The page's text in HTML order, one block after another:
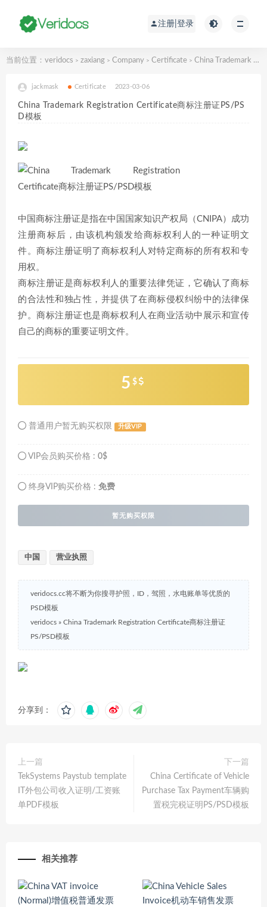
注册|登录
当前位置： veridocs > zaxiang > Company > Certificate > China Trademark Registration Certificate商标注册证PS/PSD模板
jackmask Certificate 2023-03-06
China Trademark Registration Certificate商标注册证PS/PS
D模板
中国商标注册证是指在中国国家知识产权局（CNIPA）成功
注册商标后，由该机构颁发给商标权利人的一种证明文
件。商标注册证明了商标权利人对特定商标的所有权和专
用权。
商标注册证是商标权利人的重要法律凭证，它确认了商标
的合法性和独占性，并提供了在商标侵权纠纷中的法律保
护。商标注册证也是商标权利人在商业活动中展示和宣传
自己的商标的重要证明文件。
5 $
普通用户暂无购买权限 升级VIP
VIP会员购买价格 : 0$
终身VIP购买价格 : 免费
暂无购买权限
中国 营业执照
veridocs.cc将不断为你搜寻护照，ID，驾照，水电账单等优质的
PSD模板
veridocs » China Trademark Registration Certificate商标注册证
PS/PSD模板
分享到：
上一篇
TekSystems Paystub template
IT外包公司收入证明/工资账
单PDF模板
下一篇
China Certificate of Vehicle
Purchase Tax Payment车辆购
置税完税证明PS/PSD模板
相关推荐